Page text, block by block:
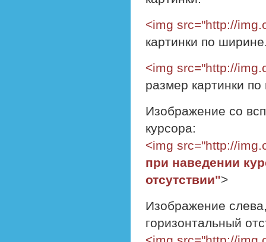
<img src="http://
картинки по
<img src="http://
размер картинки по
Изображение со
курсора:
<img src="http://
при наведении
отсутствии">
Изображение
горизонтальный